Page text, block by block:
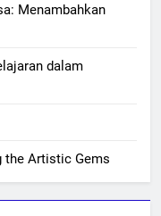
Menambahkan
dalam
the Artistic Gems